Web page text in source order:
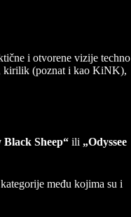
i otvorene vizije techno
kirilik (poznat i kao KiNK),
Black Sheep“ ili „Odyssee
među kojima su i